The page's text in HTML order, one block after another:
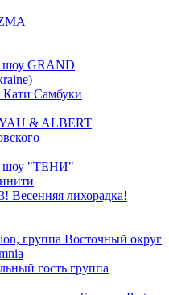
шоу GRAND
Самбуки
& ALBERT
шоу "ТЕНИ"
Весенняя лихорадка!
группа Восточный округ
гость группа